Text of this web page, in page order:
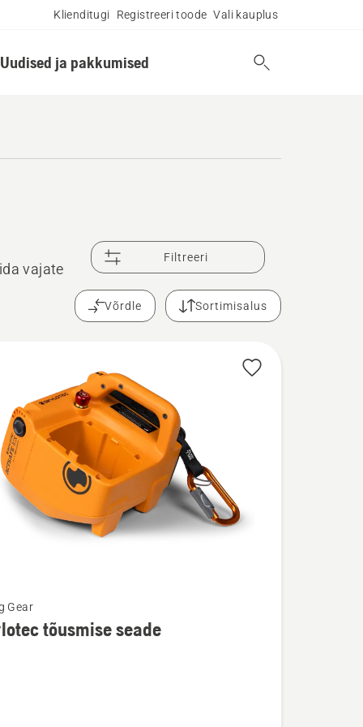
Klienditugi Registreeri toode Vali kauplus
Uudised ja pakkumised
vajate
Filtreeri
Võrdle Sortimisalus
Gear
tõusmise seade